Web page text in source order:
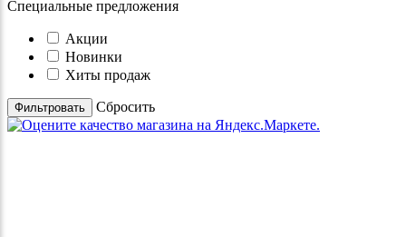
Специальные предложения
Акции
Новинки
Хиты продаж
Cбросить